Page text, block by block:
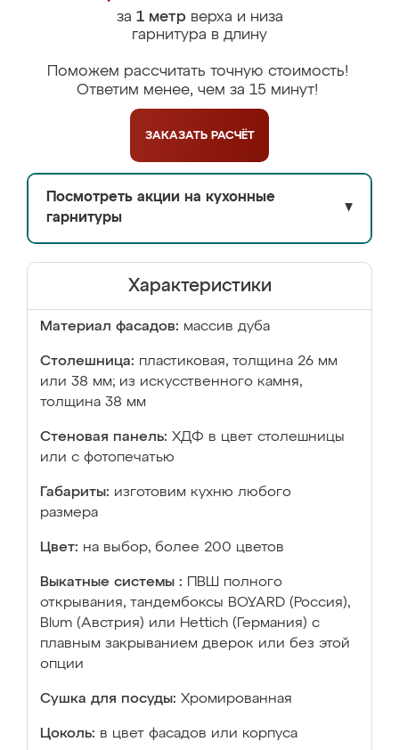
за 1 метрверха и низа
гарнитура в длину
Поможем рассчитать точную стоимость!
Ответим менее, чем за 15 минут!
ЗАКАЗАТЬ РАСЧЁТ
Посмотреть акции на кухонные
гарнитуры
▼
Характеристики
Материал фасадов: массив дуба
Столешница: пластиковая, толщина 26 мм
или 38 мм; из искусственного камня,
толщина 38 мм
Стеновая панель: ХДФ в цвет столешницы
или с фотопечатью
Габариты: изготовим кухню любого
размера
Цвет: на выбор, более 200 цветов
Выкатные системы :
ПВШ полного
открывания, тандембоксы BOYARD (Россия),
Blum (Австрия) или Hettich (Германия) с
плавным закрыванием дверок или без этой
опции
Сушка для посуды: Хромированная
Цоколь: в цвет фасадов или корпуса